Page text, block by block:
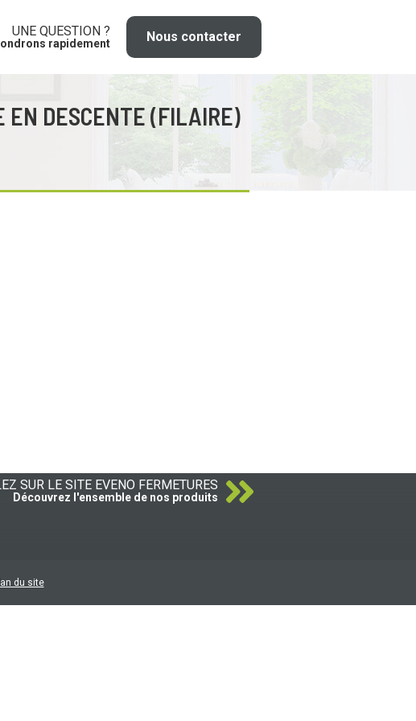
UNE QUESTION ?
rapidement Nous contacter
EN DESCENTE (FILAIRE)
SUR LE SITE EVENO FERMETURES
Découvrez l'ensemble de nos produits
du site